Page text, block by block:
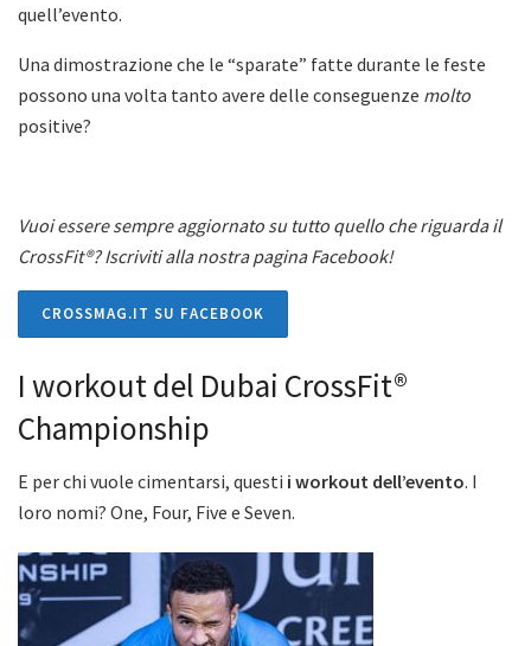
quell’evento.
Una dimostrazione che le “sparate” fatte durante le feste
possono una volta tanto avere delle conseguenze molto
positive?
Vuoi essere sempre aggiornato su tutto quello che riguarda il
CrossFit®? Iscriviti alla nostra pagina Facebook!
CROSSMAG.IT SU FACEBOOK
I workout del Dubai CrossFit®
Championship
E per chi vuole cimentarsi, questi i workout dell’evento. I
loro nomi? One, Four, Five e Seven.